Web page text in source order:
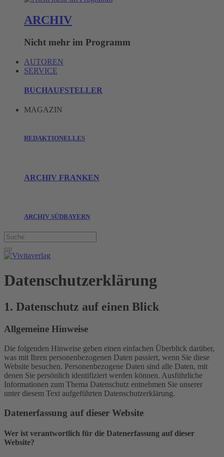
ARCHIV
Nicht mehr im Programm
AUTOREN
SERVICE
BUCHAUFSTELLER
MAGAZIN
REDAKTIONELLES
ARCHIV FRANKEN
ARCHIV SÜDBAYERN
Datenschutz­erklärung
1. Datenschutz auf einen Blick
Allgemeine Hinweise
Die folgenden Hinweise geben einen einfachen Überblick darüber,
was mit Ihren personenbezogenen Daten passiert, wenn Sie diese
Website besuchen. Personenbezogene Daten sind alle Daten, mit
denen Sie persönlich identifiziert werden können. Ausführliche
Informationen zum Thema Datenschutz entnehmen Sie unserer
unter diesem Text aufgeführten Datenschutzerklärung.
Datenerfassung auf dieser Website
Wer ist verantwortlich für die Datenerfassung auf dieser
Website?